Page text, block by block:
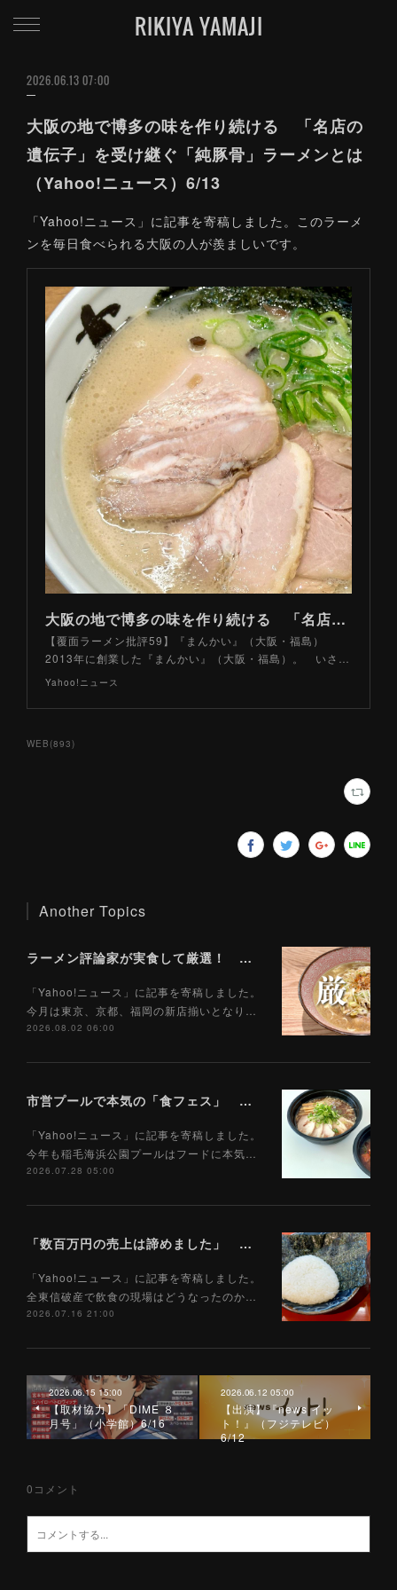
RIKIYA YAMAJI
2026.06.13 07:00
大阪の地で博多の味を作り続ける 「名店の
遺伝子」を受け継ぐ「純豚骨」ラーメンとは
（Yahoo!ニュース）6/13
「Yahoo!ニュース」に記事を寄稿しました。このラーメ
ンを毎日食べられる大阪の人が羨ましいです。
大阪の地で博多の味を作り続ける 「名店の遺伝子」を受け継ぐ「純豚骨」ラーメンとは（山路力也） - エキスパート - Yahoo!ニュース
【覆面ラーメン批評59】『まんかい』（大阪・福島）
2013年に創業した『まんかい』（大阪・福島）。 いさ…
Yahoo!ニュース
WEB (893)
Another Topics
ラーメン評論家が実食して厳選！ 「いま絶対に食べるべきラーメン」ベスト５！【2026年８月】（ Yahoo!ニュース）8/2
「Yahoo!ニュース」に記事を寄稿しました。
今月は東京、京都、福岡の新店揃いとなり…
2026.08.02 06:00
市営プールで本気の「食フェス」 プールサイドで味わえる「ご当地麺」の実力は？（Yahoo!ニュース）7/28
「Yahoo!ニュース」に記事を寄稿しました。
今年も稲毛海浜公園プールはフードに本気…
2026.07.28 05:00
「数百万円の売上は諦めました」 全東信破産で飲食店はどうなったのか？ 被害を受けた飲食店店主に聞いた（Yahoo!ニュース）7/17
「Yahoo!ニュース」に記事を寄稿しました。
全東信破産で飲食の現場はどうなったのか…
2026.07.16 21:00
2026.06.15 15:00
【取材協力】「DIME ８
月号」（小学館）6/16
2026.06.12 05:00
【出演】『news イッ
ト！』（フジテレビ）
6/12
0 コメント